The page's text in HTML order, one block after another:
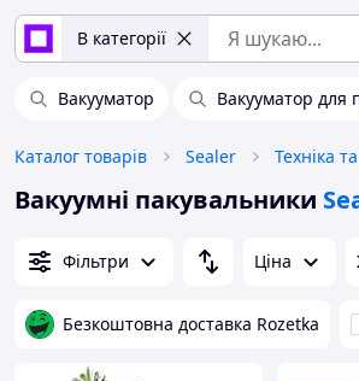
В категорії
Вакууматор Вакууматор для
Каталог товарів Sealer Техніка
Вакуумні пакувальники
Фільтри Ціна
Безкоштовна доставка Rozetka